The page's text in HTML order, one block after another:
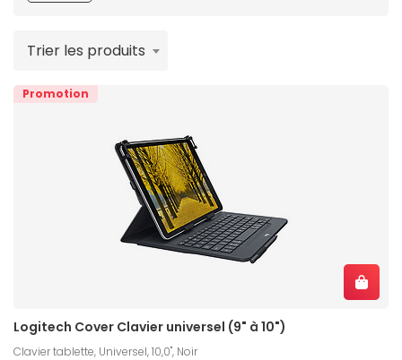
Trier les produits
Promotion
Logitech Cover Clavier universel (9" à 10")
Clavier tablette, Universel, 10,0", Noir